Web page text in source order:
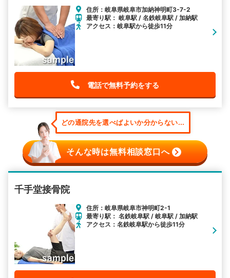
住所：岐阜県岐阜市加納神明町3-7-2
最寄り駅： 岐阜駅 / 名鉄岐阜駅 / 加納駅
アクセス：岐阜駅から徒歩11分
電話で無料予約をする
どの通院先を選べばよいか分からない...
そんな時は無料相談窓口へ
千手堂接骨院
住所：岐阜県岐阜市神明町2-1
最寄り駅： 名鉄岐阜駅 / 岐阜駅 / 加納駅
アクセス：名鉄岐阜駅から徒歩11分